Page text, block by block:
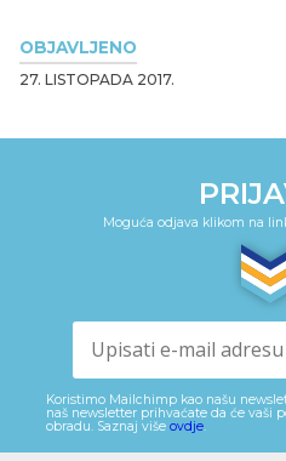
OBJAVLJENO
27. LISTOPADA 2017.
Moguća odjava klikom na
Koristimo Mailchimp kao našu
naš newsletter prihvaćate da će vaši
obradu. Saznaj više ovdje.